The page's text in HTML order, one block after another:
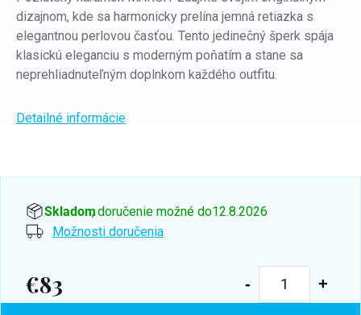
dizajnom, kde sa harmonicky prelína jemná retiazka s
elegantnou perlovou časťou. Tento jedinečný šperk spája
klasickú eleganciu s moderným poňatím a stane sa
neprehliadnuteľným doplnkom každého outfitu.
Detailné informácie
Skladom, doručenie možné do12.8.2026
Možnosti doručenia
€83
Jednotková